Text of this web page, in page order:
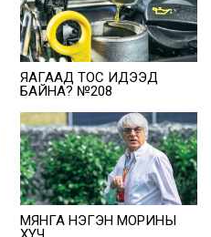
ЯАГААД ТОС ИДЭЭД
БАЙНА? №208
МЯНГА НЭГЭН МОРИНЫ